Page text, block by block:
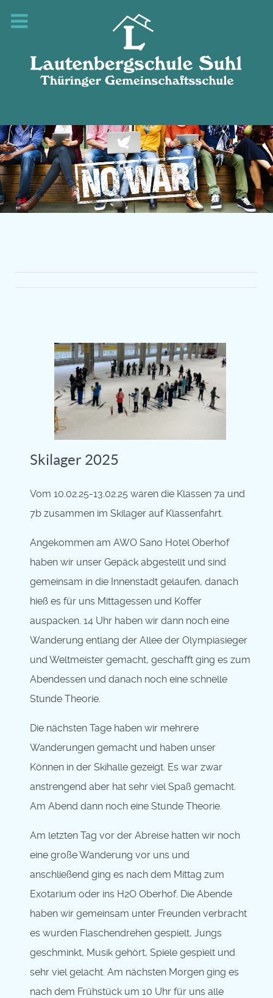
Skilager 2025
Vom 10.02.25-13.02.25 waren die Klassen 7a und
7b zusammen im Skilager auf Klassenfahrt.
Angekommen am AWO Sano Hotel Oberhof
haben wir unser Gepäck abgestellt und sind
gemeinsam in die Innenstadt gelaufen, danach
hieß es für uns Mittagessen und Koffer
auspacken. 14 Uhr haben wir dann noch eine
Wanderung entlang der Allee der Olympiasieger
und Weltmeister gemacht, geschafft ging es zum
Abendessen und danach noch eine schnelle
Stunde Theorie.
Die nächsten Tage haben wir mehrere
Wanderungen gemacht und haben unser
Können in der Skihalle gezeigt. Es war zwar
anstrengend aber hat sehr viel Spaß gemacht.
Am Abend dann noch eine Stunde Theorie.
Am letzten Tag vor der Abreise hatten wir noch
eine große Wanderung vor uns und
anschließend ging es nach dem Mittag zum
Exotarium oder ins H2O Oberhof. Die Abende
haben wir gemeinsam unter Freunden verbracht
es wurden Flaschendrehen gespielt, Jungs
geschminkt, Musik gehört, Spiele gespielt und
sehr viel gelacht. Am nächsten Morgen ging es
nach dem Frühstück um 10 Uhr für uns alle